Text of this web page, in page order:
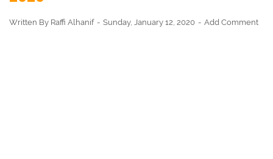
Written By Raffi Alhanif Sunday, January 12, 2020 Add Comment